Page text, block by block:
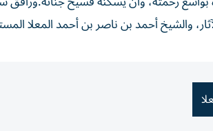
والشيخ أحمد بن ناصر بن أحمد المعلا